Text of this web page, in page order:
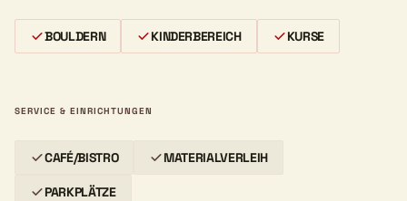
BOULDERN KINDERBEREICH KURSE
SERVICE & EINRICHTUNGEN
CAFÉ/BISTRO MATERIALVERLEIH
PARKPLÄTZE